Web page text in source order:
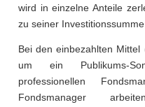
wird in einzelne Anteile
zu seiner
Bei den einbezahlten
um ein Publikums-
professionellen
Fondsmanager